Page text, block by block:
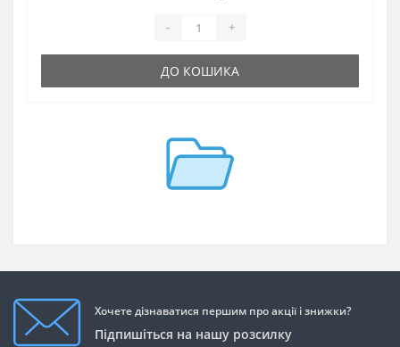
- +
ДО КОШИКА
Хочете дізнаватися першим про акції і знижки?
Підпишіться на нашу розсилку